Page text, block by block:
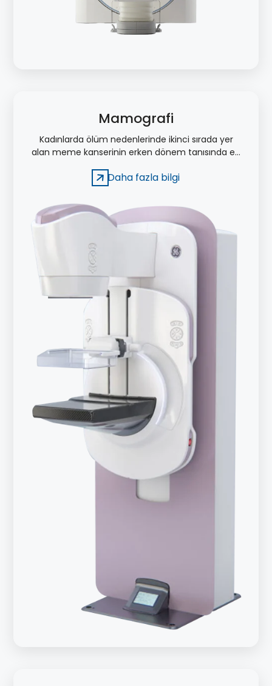
Mamografi
Kadınlarda ölüm nedenlerinde ikinci sırada yer
alan meme kanserinin erken dönem tanısında en
Daha fazla bilgi